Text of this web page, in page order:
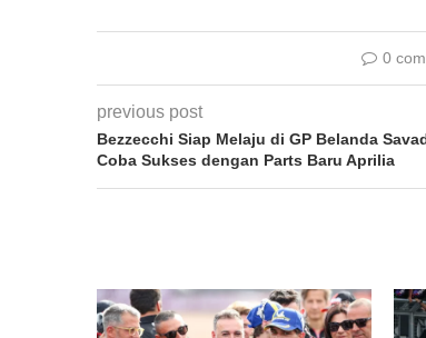
0
previous post
Bezzecchi Siap Melaju di GP Belanda
Coba Sukses dengan Parts Baru Aprilia